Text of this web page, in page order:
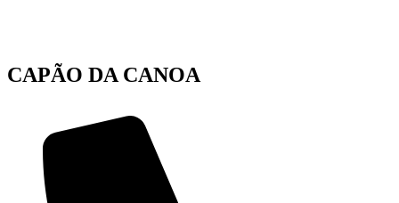
CAPÃO DA CANOA